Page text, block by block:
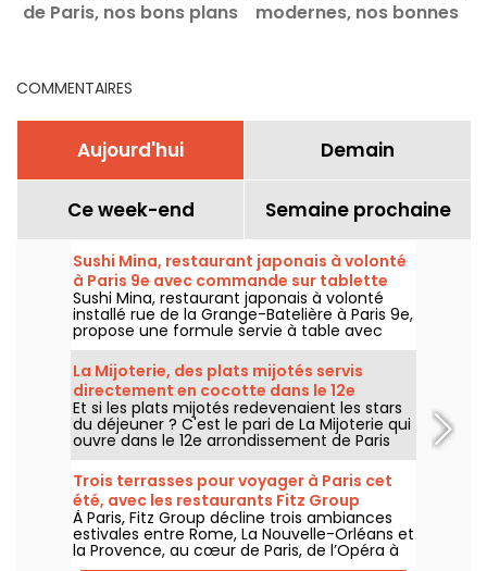
de Paris, nos bons plans
modernes, nos bonnes
COMMENTAIRES
Aujourd'hui Demain
Ce week-end Semaine prochaine
Sushi Mina, restaurant japonais à volonté
à Paris 9e avec commande sur tablette
Sushi Mina, restaurant japonais à volonté
installé rue de la Grange-Batelière à Paris 9e,
propose une formule servie à table avec
commande sur tablette. Sushis, makis,
gyozas, brochettes et plats préparés à la
demande sont proposés midi et soir, du
mardi au dimanche.
La Mijoterie, des plats mijotés servis
directement en cocotte dans le 12e
arrondissement
Et si les plats mijotés redevenaient les stars
du déjeuner ? C'est le pari de La Mijoterie qui
ouvre dans le 12e arrondissement de Paris
avec une cuisine de longue cuisson
imaginée par le chef Augustin Garnier et
servie directement dans des cocottes.
Trois terrasses pour voyager à Paris cet
été, avec les restaurants Fitz Group
À Paris, Fitz Group décline trois ambiances
estivales entre Rome, La Nouvelle-Orléans et
la Provence, au cœur de Paris, de l’Opéra à
la Tour Eiffel. Chaque adresse, grâce à sa